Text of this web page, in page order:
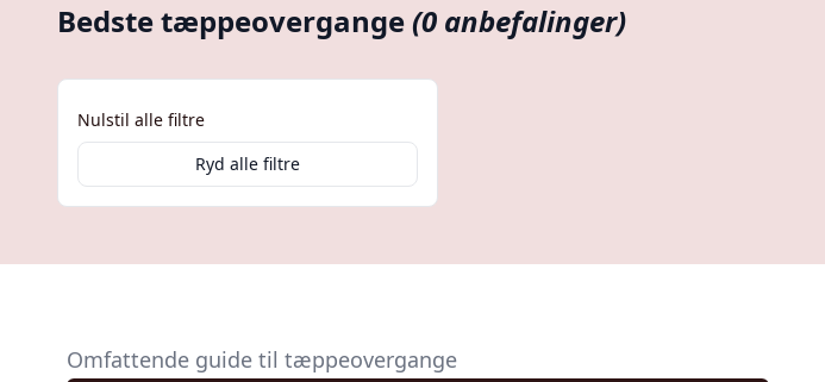
Bedste tæppeovergange(0 anbefalinger)
Nulstil alle filtre
Ryd alle filtre
Omfattende guide til tæppeovergange